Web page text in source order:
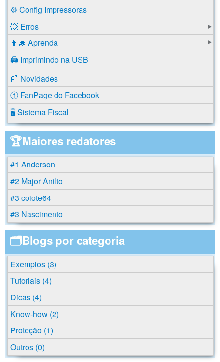
⚙️ Config Impressoras
💥 Erros
👨‍🎓 Aprenda
🖨️ Imprimindo na USB
📰 Novidades
ⓕ FanPage do Facebook
🖥️ Sistema Fiscal
🏆Maiores redatores
#1 Anderson
#2 Major Anilto
#3 coiote64
#3 Nascimento
🗂️Blogs por categoria
Exemplos (3)
Tutoriais (4)
Dicas (4)
Know-how (2)
Proteção (1)
Outros (0)